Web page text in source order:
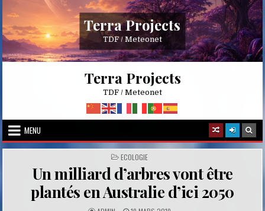
content
Terra Projects
TDF / Meteonet
Terra Projects
TDF / Meteonet
MENU
POSTED
IN
ECOLOGIE
Un milliard d’arbres vont être
plantés en Australie d’ici 2050